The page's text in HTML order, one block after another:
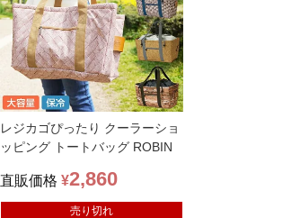
レジカゴぴったり クーラーショ
ッピング トートバッグ ROBIN
直販価格 ¥2,860
売り切れ